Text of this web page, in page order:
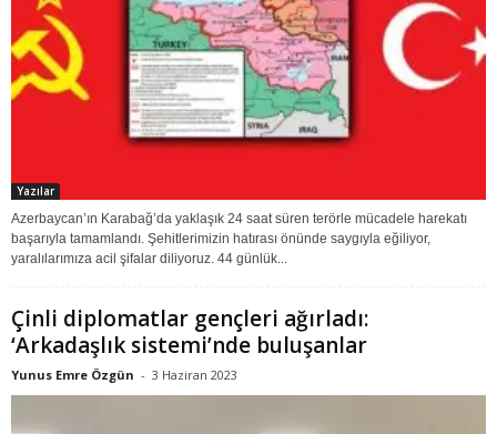
Yazılar
Azerbaycan’ın Karabağ’da yaklaşık 24 saat süren terörle mücadele harekatı
başarıyla tamamlandı. Şehitlerimizin hatırası önünde saygıyla eğiliyor,
yaralılarımıza acil şifalar diliyoruz. 44 günlük...
Çinli diplomatlar gençleri ağırladı:
‘Arkadaşlık sistemi’nde buluşanlar
Yunus Emre Özgün - 3 Haziran 2023